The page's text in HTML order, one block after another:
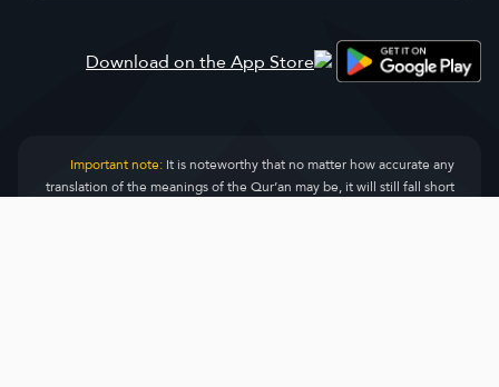
Important note:It is noteworthy that no matter how accurate any
translation of the meanings of the Qur’an may be, it will still fall short